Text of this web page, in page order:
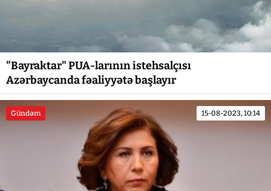
"Bayraktar" PUA-larının istehsalçısı
Azərbaycanda fəaliyyətə başlayır
Gündəm 15-08-2023, 10:14